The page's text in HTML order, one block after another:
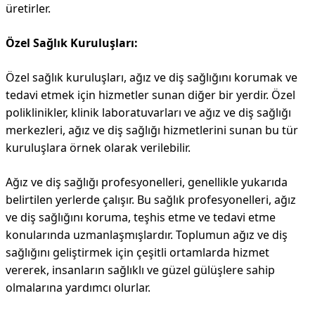
üretirler.
Özel Sağlık Kuruluşları:
Özel sağlık kuruluşları, ağız ve diş sağlığını korumak ve
tedavi etmek için hizmetler sunan diğer bir yerdir. Özel
poliklinikler, klinik laboratuvarları ve ağız ve diş sağlığı
merkezleri, ağız ve diş sağlığı hizmetlerini sunan bu tür
kuruluşlara örnek olarak verilebilir.
Ağız ve diş sağlığı profesyonelleri, genellikle yukarıda
belirtilen yerlerde çalışır. Bu sağlık profesyonelleri, ağız
ve diş sağlığını koruma, teşhis etme ve tedavi etme
konularında uzmanlaşmışlardır. Toplumun ağız ve diş
sağlığını geliştirmek için çeşitli ortamlarda hizmet
vererek, insanların sağlıklı ve güzel gülüşlere sahip
olmalarına yardımcı olurlar.